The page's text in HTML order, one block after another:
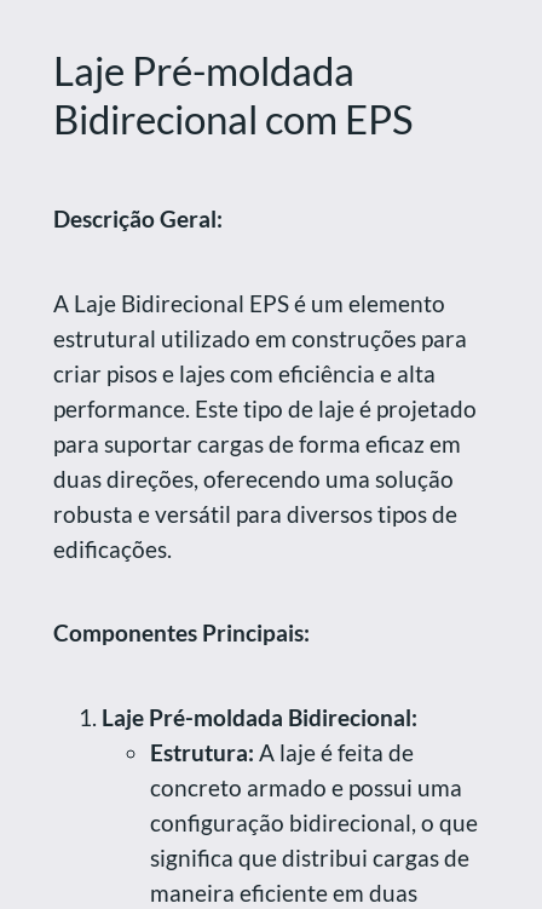
Laje Pré-moldada
Bidirecional com EPS
Descrição Geral:
A Laje Bidirecional EPS é um elemento
estrutural utilizado em construções para
criar pisos e lajes com eficiência e alta
performance. Este tipo de laje é projetado
para suportar cargas de forma eficaz em
duas direções, oferecendo uma solução
robusta e versátil para diversos tipos de
edificações.
Componentes Principais:
Laje Pré-moldada Bidirecional:
Estrutura: A laje é feita de
concreto armado e possui uma
configuração bidirecional, o que
significa que distribui cargas de
maneira eficiente em duas